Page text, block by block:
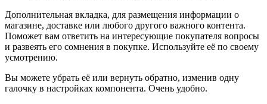
Дополнительная вкладка, для размещения информации о
магазине, доставке или любого другого важного контента.
Поможет вам ответить на интересующие покупателя вопросы
и развеять его сомнения в покупке. Используйте её по своему
усмотрению.
Вы можете убрать её или вернуть обратно, изменив одну
галочку в настройках компонента. Очень удобно.